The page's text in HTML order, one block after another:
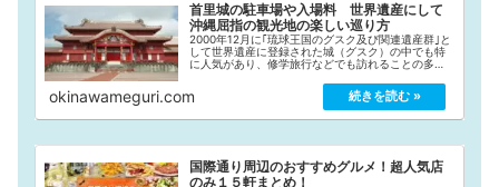
首里城の駐車場や入場料 世界遺産にして
沖縄屈指の観光地の楽しい巡り方
2000年12月に｢琉球王国のグスク及び関連遺産群｣と
して世界遺産に登録された城（グスク）の中でも特
に人気があり、修学旅行などでも訪れることの多い
ます。駐車場や入場料情報も！*2019/10/3...
okinawameguri.com
国際通り周辺のおすすめグルメ！超人気店
のみ１５軒まとめ！